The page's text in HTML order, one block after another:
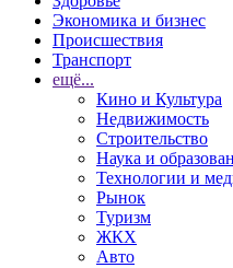
Экономика и бизнес
Происшествия
Транспорт
ещё...
Кино и Культура
Недвижимость
Строительство
Наука и
Технологии и
Рынок
Туризм
ЖКХ
Авто